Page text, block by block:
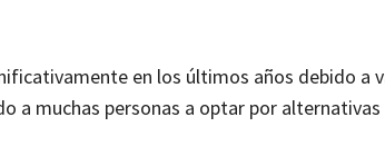
en los últimos años debido a
a muchas personas a optar por